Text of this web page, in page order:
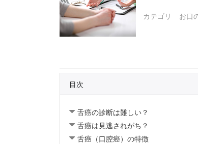
カテゴリ お口
目次
舌癌の診断は難しい？
舌癌は見逃されがち？
舌癌（口腔癌）の特徴